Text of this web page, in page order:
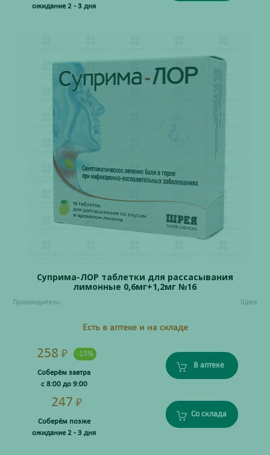
ожидание 2 - 3 дня
Суприма-ЛОР таблетки для рассасывания
лимонные 0,6мг+1,2мг №16
Производитель: Шрея
Есть в аптеке и на складе
258 ₽ -15%
Соберём завтра
с 8:00 до 9:00
В аптеке
247 ₽
Соберём позже
ожидание 2 - 3 дня
Со склада